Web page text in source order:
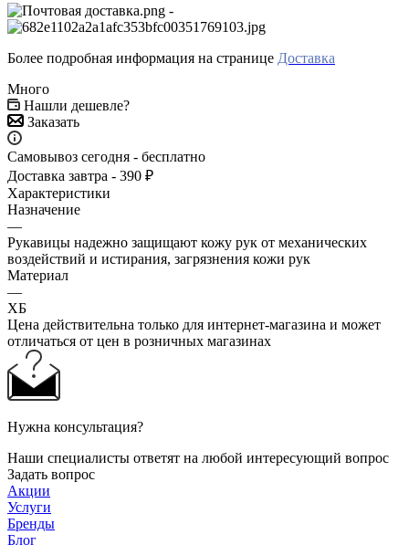
-
Более подробная информация на странице Доставка
Много
Нашли дешевле?
Заказать
Самовывоз сегодня - бесплатно
Доставка завтра - 390 ₽
Характеристики
Назначение
—
Рукавицы надежно защищают кожу рук от механических
воздействий и истирания, загрязнения кожи рук
Материал
—
ХБ
Цена действительна только для интернет-магазина и может
отличаться от цен в розничных магазинах
Нужна консультация?
Наши специалисты ответят на любой интересующий вопрос
Задать вопрос
Акции
Услуги
Бренды
Блог